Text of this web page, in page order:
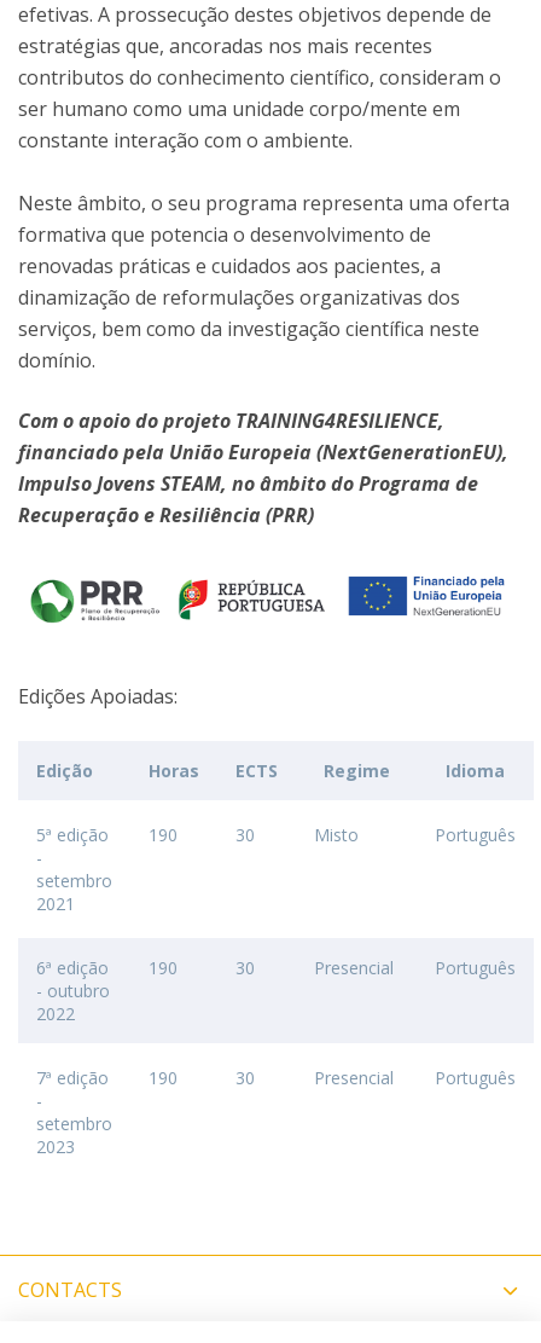
efetivas. A prossecução destes objetivos depende de
estratégias que, ancoradas nos mais recentes
contributos do conhecimento científico, consideram o
ser humano como uma unidade corpo/mente em
constante interação com o ambiente.
Neste âmbito, o seu programa representa uma oferta
formativa que potencia o desenvolvimento de
renovadas práticas e cuidados aos pacientes, a
dinamização de reformulações organizativas dos
serviços, bem como da investigação científica neste
domínio.
Com o apoio do projeto TRAINING4RESILIENCE,
financiado pela União Europeia (NextGenerationEU),
Impulso Jovens STEAM, no âmbito do Programa de
Recuperação e Resiliência (PRR)
Edições Apoiadas:
Edição Horas ECTS Regime Idioma
5ª edição
-
setembro
2021
190 30 Misto Português
6ª edição
- outubro
2022
190 30 Presencial Português
7ª edição
-
setembro
2023
190 30 Presencial Português
CONTACTS